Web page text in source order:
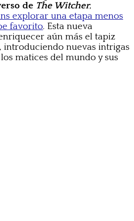
de The Witcher,
explorar una etapa menos
favorito. Esta nueva
aún más el tapiz
introduciendo nuevas intrigas
matices del mundo y sus